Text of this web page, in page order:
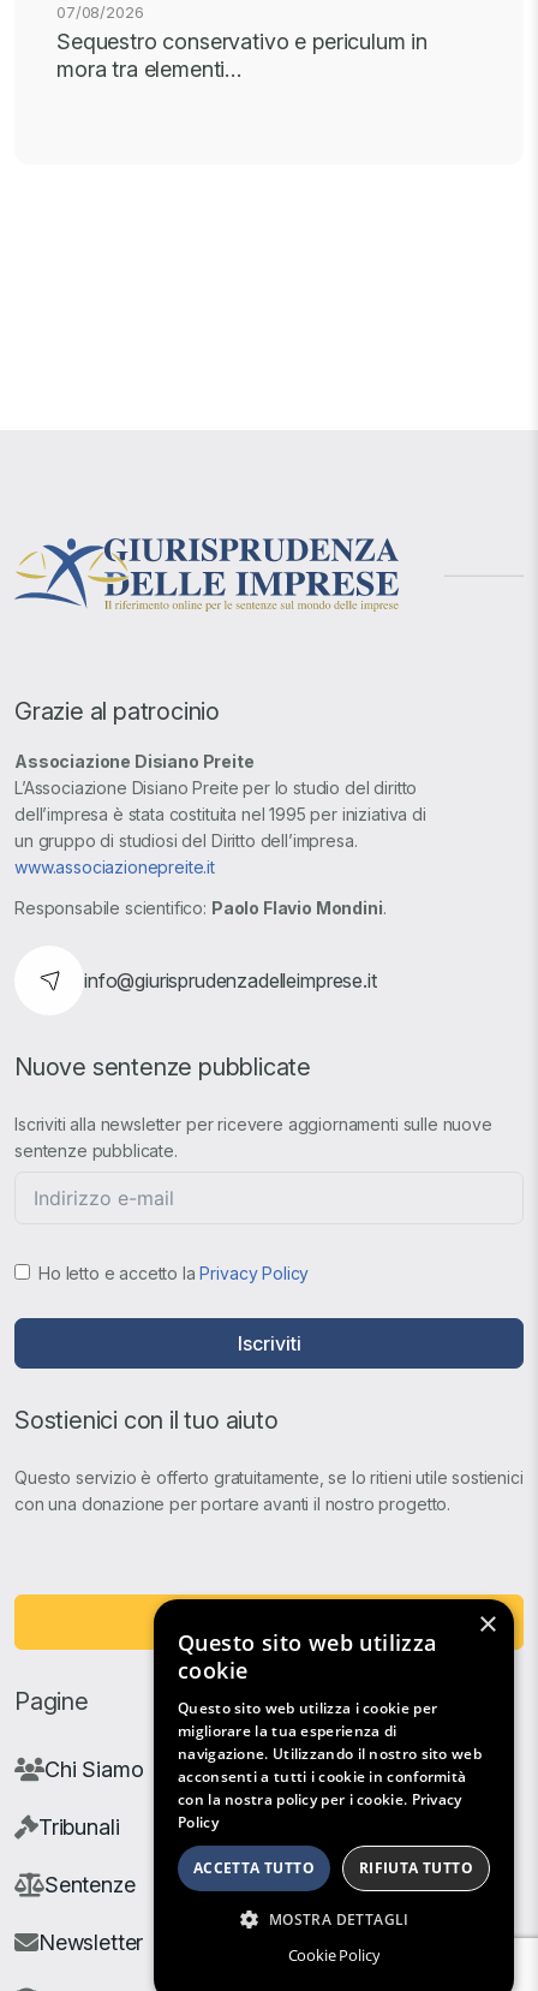
07/08/2026
Sequestro conservativo e periculum in
mora tra elementi…
Grazie al patrocinio
Associazione Disiano Preite
L’Associazione Disiano Preite per lo studio del diritto
dell’impresa è stata costituita nel 1995 per iniziativa di
un gruppo di studiosi del Diritto dell’impresa.
www.associazionepreite.it
Responsabile scientifico: Paolo Flavio Mondini.
info@giurisprudenzadelleimprese.it
Nuove sentenze pubblicate
Iscriviti alla newsletter per ricevere aggiornamenti sulle nuove
sentenze pubblicate.
Ho letto e accetto laPrivacy Policy
Iscriviti
Sostienici con il tuo aiuto
Questo servizio è offerto gratuitamente, se lo ritieni utile sostienici
con una donazione per portare avanti il nostro progetto.
Pagine
Chi Siamo
Tribunali
Sentenze
Newsletter
×
Questo sito web utilizza
cookie
Questo sito web utilizza i cookie per
migliorare la tua esperienza di
navigazione. Utilizzando il nostro sito web
acconsenti a tutti i cookie in conformità
con la nostra policy per i cookie. Privacy
Policy
ACCETTA TUTTO RIFIUTA TUTTO
MOSTRA DETTAGLI
Cookie Policy